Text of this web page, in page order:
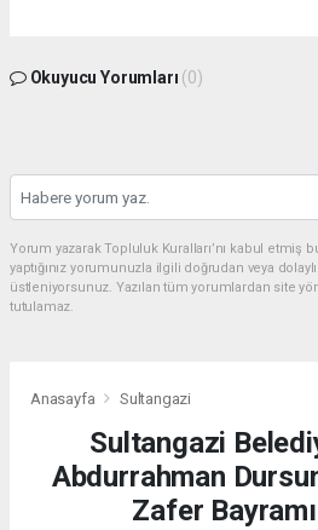
Okuyucu Yorumları (0)
Yorum yazarak Topluluk Kuralları’nı kabul etmiş
yaptığınız yorumunuzla ilgili doğrudan veya
üstleniyorsunuz. Yazılan tüm yorumlardan site
tutulamaz.
Anasayfa Sultangazi
Sultangazi
Abdurrahman
Zafer